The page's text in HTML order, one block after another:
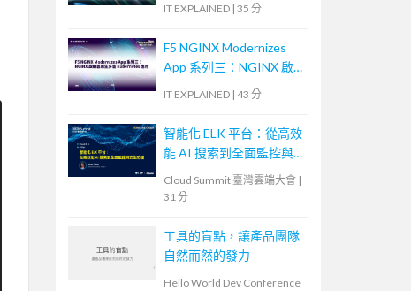
IT EXPLAINED | 35 分
F5 NGINX Modernizes
App 系列三：NGINX 啟
IT EXPLAINED | 43 分
智能化 ELK 平台：從高效
能 AI 搜索到全面監控與
Cloud Summit 臺灣雲端大會 |
31 分
工具的盲點，讓產品團隊
自然而然的發力
Hello World Dev Conference